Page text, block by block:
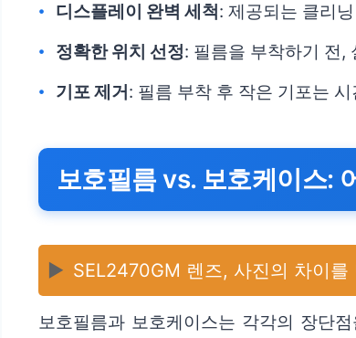
디스플레이 완벽 세척 : 제공되는 클리
정확한 위치 선정: 필름을 부착하기 전,
기포 제거 : 필름 부착 후 작은 기포는
보호필름 vs. 보호케이스:
▶️ SEL2470GM 렌즈, 사진의 차이를
보호필름과 보호케이스는 각각의 장단